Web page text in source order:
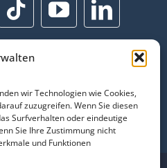
wir Technologien wie Cookies,
zuzugreifen. Wenn Sie diesen
Surfverhalten oder eindeutige
Sie Ihre Zustimmung nicht
und Funktionen